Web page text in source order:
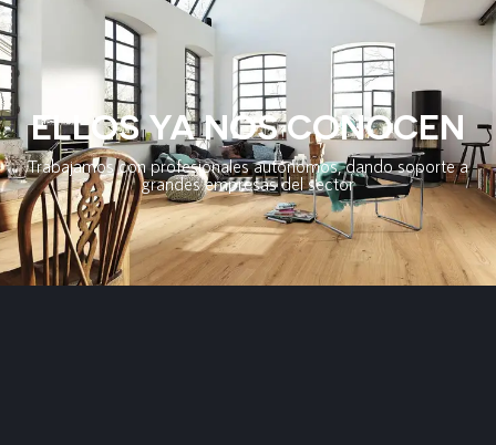
ELLOS YA NOS CONOCEN
Trabajamos con profesionales autónomos, dando soporte a
grandes empresas del sector